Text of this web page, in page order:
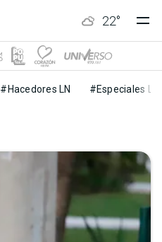
22°
#Hacedores LN #Especiales LN